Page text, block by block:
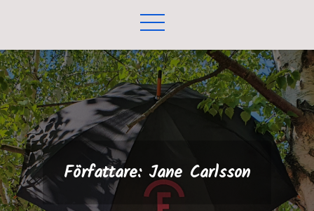
Författare: Jane Carlsson